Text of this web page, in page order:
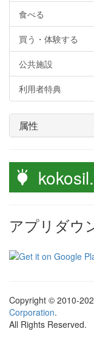
食べる
買う・体験する
公共施設
利用者特典
属性
アプリダウ
Copyright © 2010-
Corporation.
All Rights Reserved.